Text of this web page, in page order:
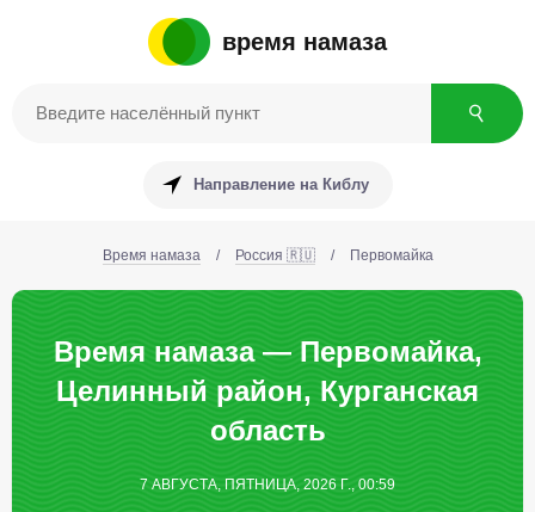
время намаза
Направление на Киблу
Время намаза / Россия 🇷🇺 / Первомайка
Время намаза — Первомайка,
Целинный район, Курганская
область
7 АВГУСТА, ПЯТНИЦА, 2026 Г., 00:59